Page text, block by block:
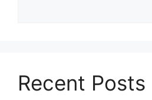
Recent Posts